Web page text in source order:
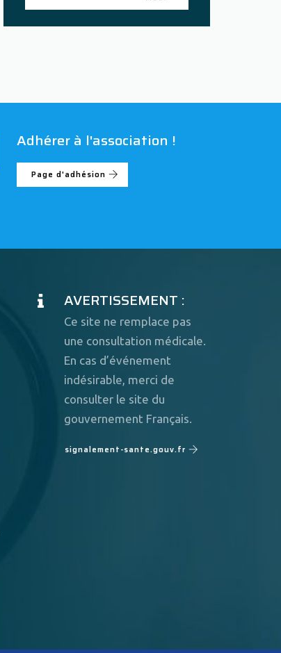
Adhérer à l'association !
Page d'adhésion
AVERTISSEMENT :
Ce site ne remplace pas
une consultation médicale.
En cas d’événement
indésirable, merci de
consulter le site du
gouvernement Français.
signalement-sante.gouv.fr